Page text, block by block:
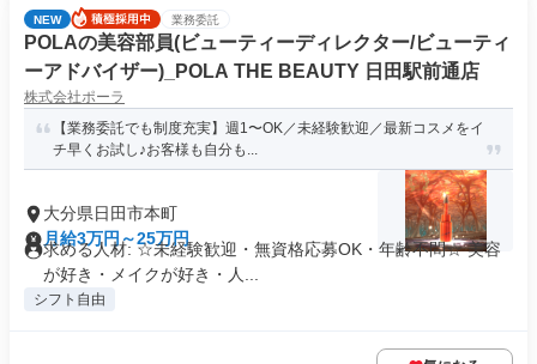
NEW 業務委託
POLAの美容部員(ビューティーディレクター/ビューティ
ーアドバイザー)_POLA THE BEAUTY 日田駅前通店
株式会社ポーラ
【業務委託でも制度充実】週1〜OK／未経験歓迎／最新コスメをイ
チ早くお試し♪お客様も自分も...
大分県日田市本町
月給3万円～25万円
求める人材: ☆未経験歓迎・無資格応募OK・年齢不問☆ 美容
が好き・メイクが好き・人...
シフト自由